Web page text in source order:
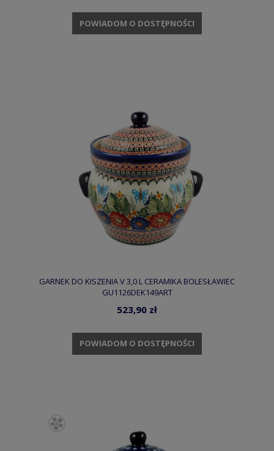
POWIADOM O DOSTĘPNOŚCI
GARNEK DO KISZENIA V 3,0 L CERAMIKA BOLESŁAWIEC
GU1126DEK149ART
523,90 zł
POWIADOM O DOSTĘPNOŚCI